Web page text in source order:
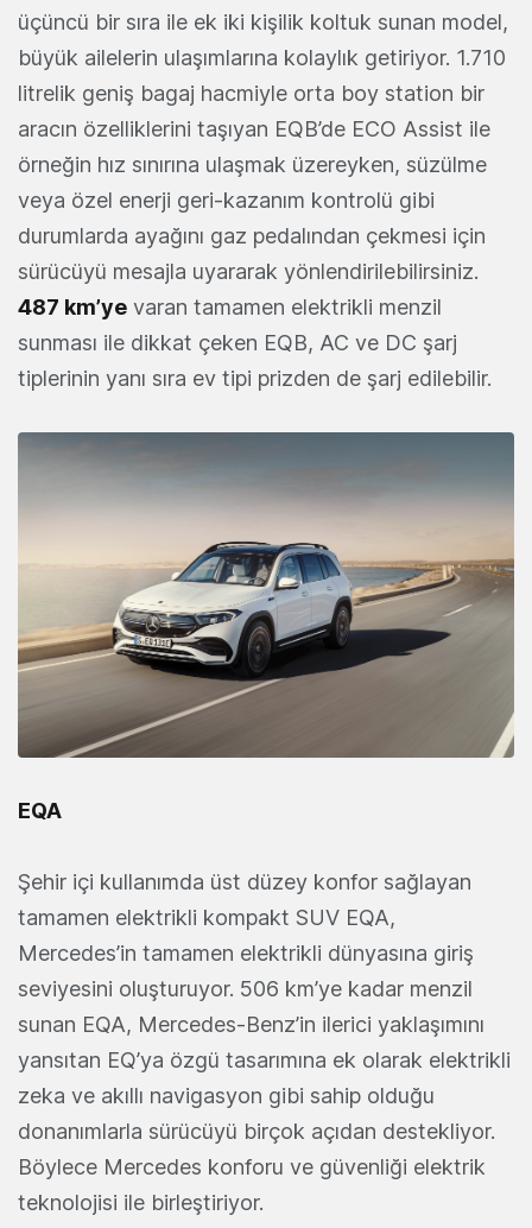
üçüncü bir sıra ile ek iki kişilik koltuk sunan model,
büyük ailelerin ulaşımlarına kolaylık getiriyor. 1.710
litrelik geniş bagaj hacmiyle orta boy station bir
aracın özelliklerini taşıyan EQB’de ECO Assist ile
örneğin hız sınırına ulaşmak üzereyken, süzülme
veya özel enerji geri-kazanım kontrolü gibi
durumlarda ayağını gaz pedalından çekmesi için
sürücüyü mesajla uyararak yönlendirilebilirsiniz.
487 km’ye varan tamamen elektrikli menzil
sunması ile dikkat çeken EQB, AC ve DC şarj
tiplerinin yanı sıra ev tipi prizden de şarj edilebilir.
EQA
Şehir içi kullanımda üst düzey konfor sağlayan
tamamen elektrikli kompakt SUV EQA,
Mercedes’in tamamen elektrikli dünyasına giriş
seviyesini oluşturuyor. 506 km’ye kadar menzil
sunan EQA, Mercedes-Benz’in ilerici yaklaşımını
yansıtan EQ’ya özgü tasarımına ek olarak elektrikli
zeka ve akıllı navigasyon gibi sahip olduğu
donanımlarla sürücüyü birçok açıdan destekliyor.
Böylece Mercedes konforu ve güvenliği elektrik
teknolojisi ile birleştiriyor.